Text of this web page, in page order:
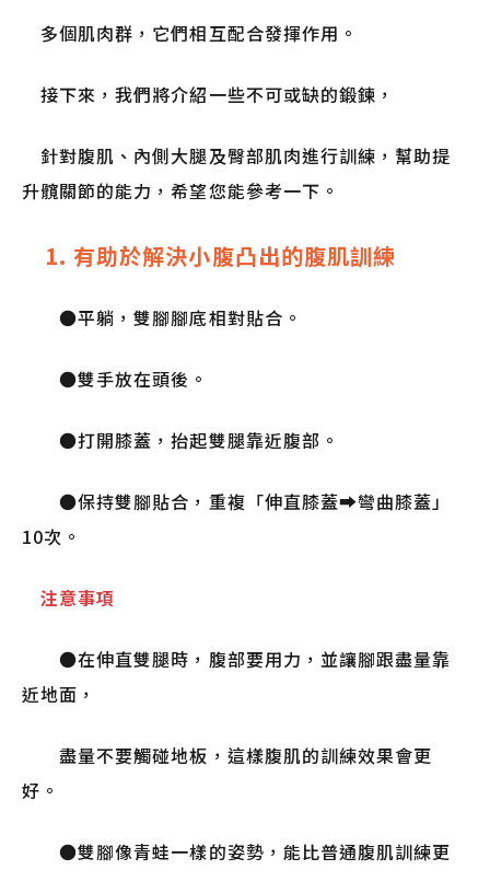
多個肌肉群，它們相互配合發揮作用。
接下來，我們將介紹一些不可或缺的鍛鍊，
針對腹肌、內側大腿及臀部肌肉進行訓練，幫助提
升髖關節的能力，希望您能參考一下。
1. 有助於解決小腹凸出的腹肌訓練
●平躺，雙腳腳底相對貼合。
●雙手放在頭後。
●打開膝蓋，抬起雙腿靠近腹部。
●保持雙腳貼合，重複「伸直膝蓋➡彎曲膝蓋」
10次。
注意事項
●在伸直雙腿時，腹部要用力，並讓腳跟盡量靠
近地面，
盡量不要觸碰地板，這樣腹肌的訓練效果會更
好。
●雙腳像青蛙一樣的姿勢，能比普通腹肌訓練更